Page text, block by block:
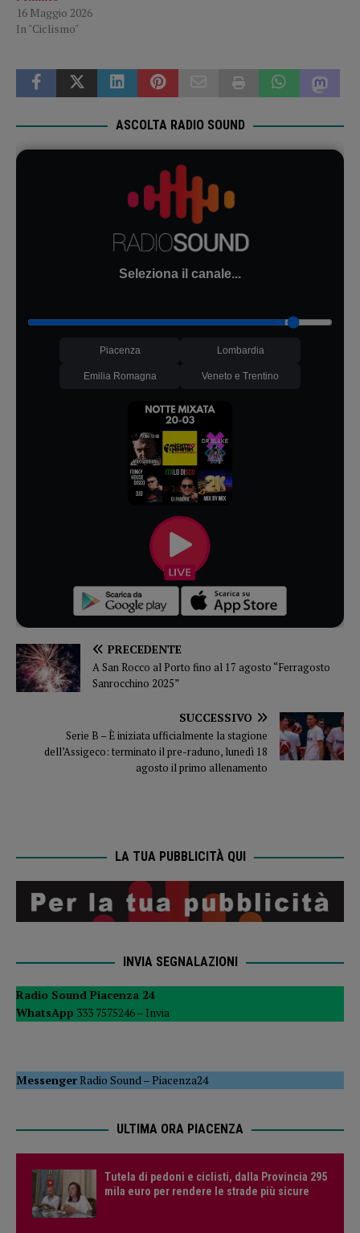
16 Maggio 2026
In "Ciclismo"
ASCOLTA RADIO SOUND
Seleziona il canale...
Piacenza Lombardia
Emilia Romagna Veneto e Trentino
PRECEDENTE
A San Rocco al Porto fino al 17 agosto “Ferragosto
Sanrocchino 2025”
SUCCESSIVO
Serie B – È iniziata ufficialmente la stagione
dell’Assigeco: terminato il pre-raduno, lunedì 18
agosto il primo allenamento
LA TUA PUBBLICITÀ QUI
INVIA SEGNALAZIONI
Radio Sound Piacenza 24
WhatsApp 333 7575246 – Invia
MessengerRadio Sound –Piacenza24
ULTIMA ORA PIACENZA
Tutela di pedoni e ciclisti, dalla Provincia 295
mila euro per rendere le strade più sicure